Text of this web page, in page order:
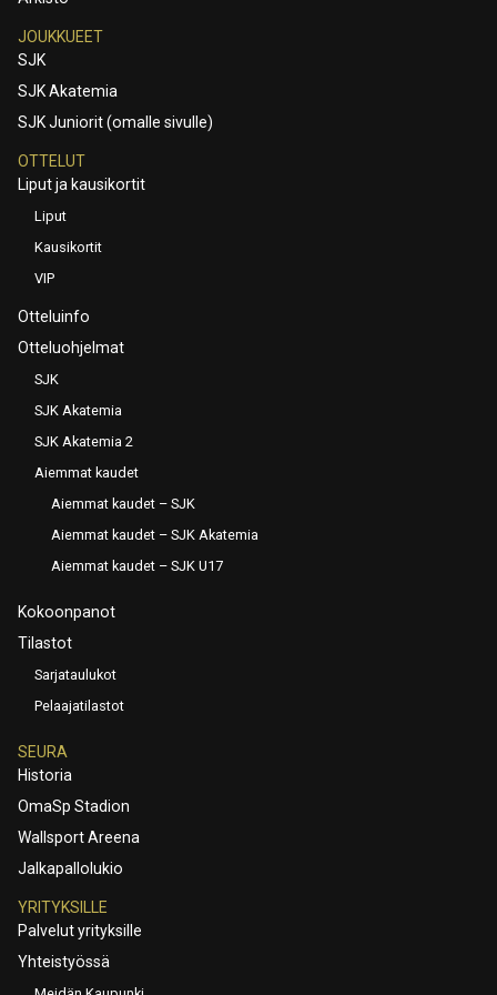
JOUKKUEET
SJK
SJK Akatemia
SJK Juniorit (omalle sivulle)
OTTELUT
Liput ja kausikortit
Liput
Kausikortit
VIP
Otteluinfo
Otteluohjelmat
SJK
SJK Akatemia
SJK Akatemia 2
Aiemmat kaudet
Aiemmat kaudet – SJK
Aiemmat kaudet – SJK Akatemia
Aiemmat kaudet – SJK U17
Kokoonpanot
Tilastot
Sarjataulukot
Pelaajatilastot
SEURA
Historia
OmaSp Stadion
Wallsport Areena
Jalkapallolukio
YRITYKSILLE
Palvelut yrityksille
Yhteistyössä